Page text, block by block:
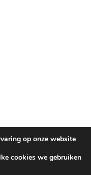
op onze website
cookies we gebruiken